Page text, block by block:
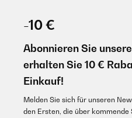
-10 €
Abonnieren Sie
erhalten Sie 10 €
Einkauf!
Melden Sie sich für unseren
den Ersten, die über